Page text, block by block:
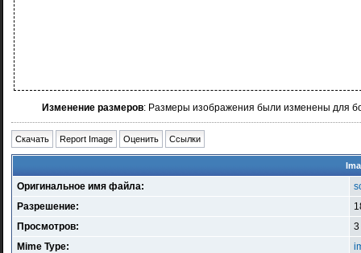
Изменение размеров: Размеры изображения были изменены для
Скачать Report Image Оценить Ссылки
Оригинальное имя файла:
Разрешение:
Просмотров:
3
Mime Type: